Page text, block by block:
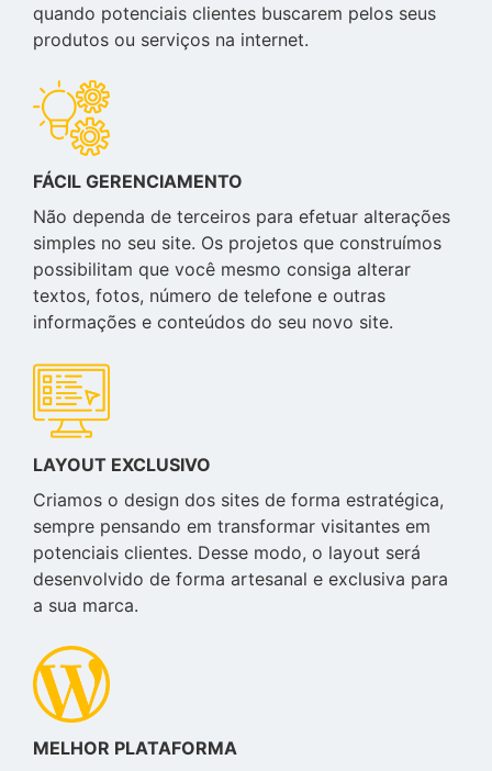
quando potenciais clientes buscarem pelos seus
produtos ou serviços na internet.
FÁCIL GERENCIAMENTO
Não dependa de terceiros para efetuar alterações
simples no seu site. Os projetos que construímos
possibilitam que você mesmo consiga alterar
textos, fotos, número de telefone e outras
informações e conteúdos do seu novo site.
LAYOUT EXCLUSIVO
Criamos o design dos sites de forma estratégica,
sempre pensando em transformar visitantes em
potenciais clientes. Desse modo, o layout será
desenvolvido de forma artesanal e exclusiva para
a sua marca.
MELHOR PLATAFORMA